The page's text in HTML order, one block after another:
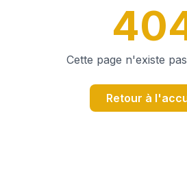
Cette page n'existe
Retour à